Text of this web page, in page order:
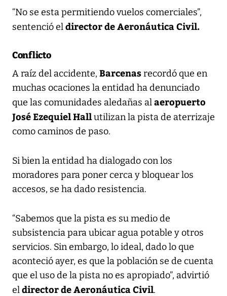
“No se esta permitiendo vuelos comerciales”,
sentenció eldirector de Aeronáutica Civil.
Conflicto
A raíz del accidente, Barcenasrecordó que en
muchas ocaciones la entidad ha denunciado
que las comunidades aledañas alaeropuerto
José Ezequiel Hallutilizan la pista de aterrizaje
como caminos de paso.
Si bien la entidad ha dialogado con los
moradores para poner cerca y bloquear los
accesos, se ha dado resistencia.
“Sabemos que la pista es su medio de
subsistencia para ubicar agua potable y otros
servicios. Sin embargo, lo ideal, dado lo que
aconteció ayer, es que la población se de cuenta
que el uso de la pista no es apropiado”, advirtió
eldirector de Aeronáutica Civil.